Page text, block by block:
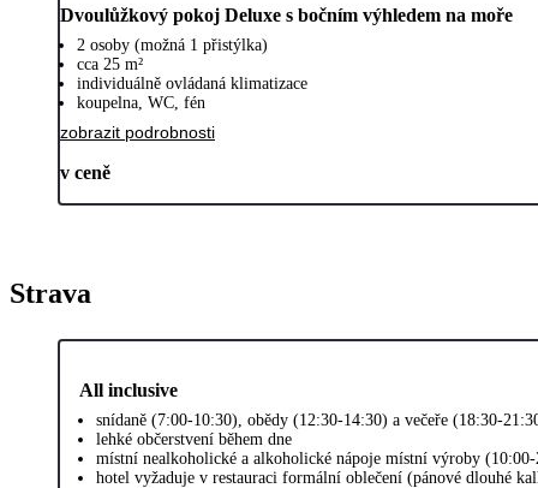
Dvoulůžkový pokoj Deluxe s bočním výhledem na moře
2 osoby (možná 1 přistýlka)
cca 25 m²
individuálně ovládaná klimatizace
koupelna, WC, fén
zobrazit podrobnosti
v ceně
Strava
All inclusive
snídaně (7:00-10:30), obědy (12:30-14:30) a večeře (18:30-
lehké občerstvení během dne
místní nealkoholické a alkoholické nápoje místní výroby (10:00-
hotel vyžaduje v restauraci formální oblečení (pánové dlouhé